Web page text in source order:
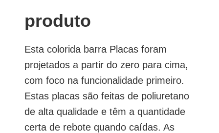
produto
Esta colorida barra Placas foram
projetados a partir do zero para cima,
com foco na funcionalidade primeiro.
Estas placas são feitas de poliuretano
de alta qualidade e têm a quantidade
certa de rebote quando caídas. As